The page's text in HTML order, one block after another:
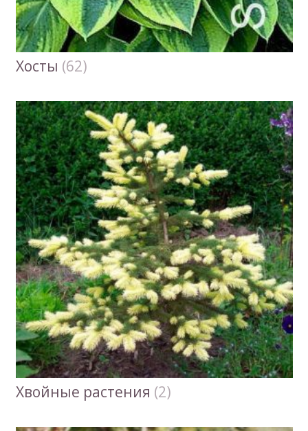
Хосты (62)
Хвойные растения (2)